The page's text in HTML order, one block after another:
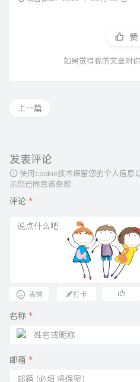
如果觉得我的文章对
上一篇
发表评论
使用cookie技术保留您的个人信息
示您已同意该条款
评论 *
表情 打卡
名称 *
邮箱 *